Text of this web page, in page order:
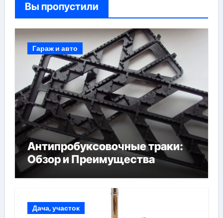
Вы пропустили
Гараж и авто
Антипробуксовочные траки:
Обзор и Преимущества
Дача, участок